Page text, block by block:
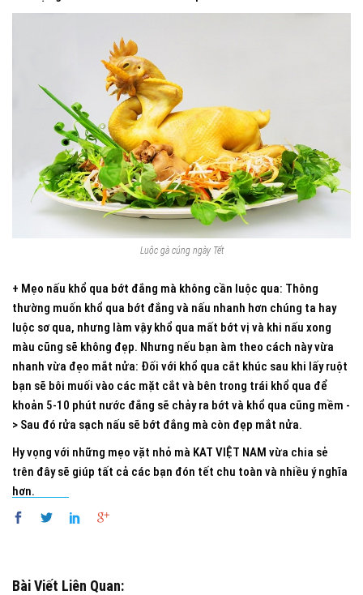
Luộc gà cúng ngày Tết
+ Mẹo nấu khổ qua bớt đắng mà không cần luộc qua: Thông
thường muốn khổ qua bớt đắng và nấu nhanh hơn chúng ta hay
luộc sơ qua, nhưng làm vậy khổ qua mất bớt vị và khi nấu xong
màu cũng sẽ không đẹp. Nhưng nếu bạn àm theo cách này vừa
nhanh vừa đẹo mắt nửa: Đối với khổ qua cắt khúc sau khi lấy ruột
bạn sẽ bôi muối vào các mặt cắt và bên trong trái khổ qua để
khoản 5-10 phút nước đắng sẽ chảy ra bớt và khổ qua cũng mềm -
> Sau đó rửa sạch nấu sẽ bớt đắng mà còn đẹp mắt nửa.
Hy vọng với những mẹo vặt nhỏ mà KAT VIỆT NAM vừa chia sẻ
trên đây sẽ giúp tất cả các bạn đón tết chu toàn và nhiều ý nghĩa
hơn.
Bài Viết Liên Quan: